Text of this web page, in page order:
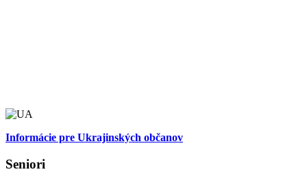
Informácie pre Ukrajinských občanov
Seniori